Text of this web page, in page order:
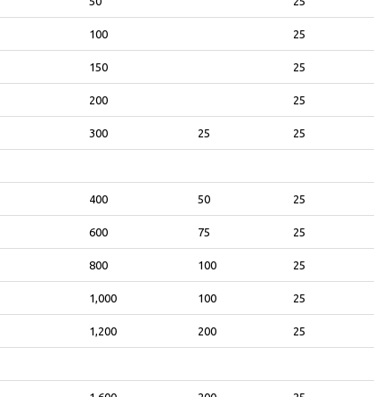
100 25
150 25
200 25
300 25 25
400 50 25
600 75 25
800 100 25
1,000 100 25
1,200 200 25